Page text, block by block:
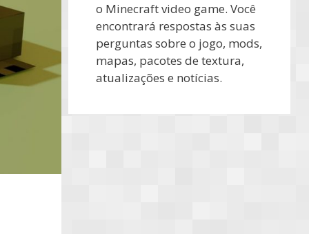
o Minecraft video game. Você
encontrará respostas às suas
perguntas sobre o jogo, mods,
mapas, pacotes de textura,
atualizações e notícias.